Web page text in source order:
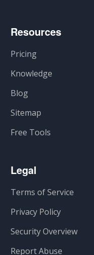
Resources
Pricing
Knowledge
Blog
Sitemap
Free Tools
Legal
Terms of Service
Privacy Policy
Security Overview
Report Abuse